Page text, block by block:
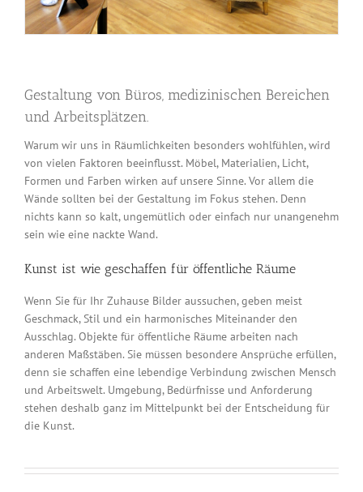
Gestaltung von Büros, medizinischen Bereichen
und Arbeitsplätzen.
Warum wir uns in Räumlichkeiten besonders wohlfühlen, wird
von vielen Faktoren beeinflusst. Möbel, Materialien, Licht,
Formen und Farben wirken auf unsere Sinne. Vor allem die
Wände sollten bei der Gestaltung im Fokus stehen. Denn
nichts kann so kalt, ungemütlich oder einfach nur unangenehm
sein wie eine nackte Wand.
Kunst ist wie geschaffen für öffentliche Räume
Wenn Sie für Ihr Zuhause Bilder aussuchen, geben meist
Geschmack, Stil und ein harmonisches Miteinander den
Ausschlag. Objekte für öffentliche Räume arbeiten nach
anderen Maßstäben. Sie müssen besondere Ansprüche erfüllen,
denn sie schaffen eine lebendige Verbindung zwischen Mensch
und Arbeitswelt. Umgebung, Bedürfnisse und Anforderung
stehen deshalb ganz im Mittelpunkt bei der Entscheidung für
die Kunst.